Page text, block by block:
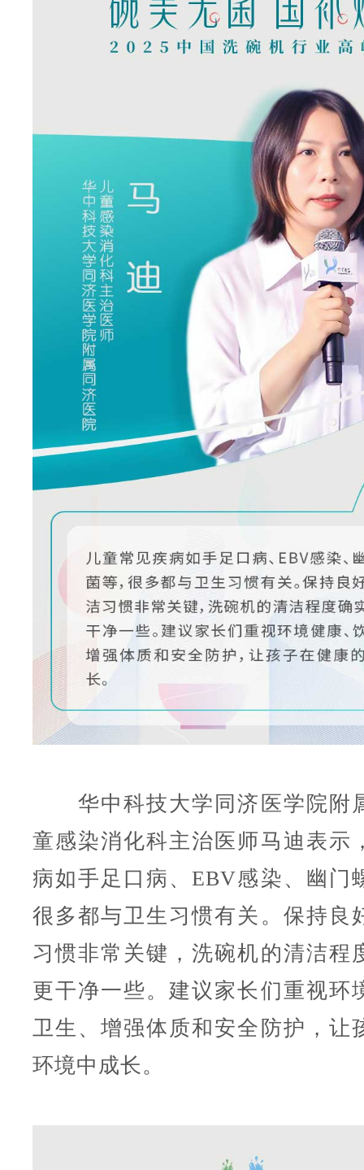
华中科技大学同济医学院附
童感染消化科主治医师马迪表示
病如手足口病、EBV感染、幽门
很多都与卫生习惯有关。保持良
习惯非常关键，洗碗机的清洁程
更干净一些。建议家长们重视环
卫生、增强体质和安全防护，让
环境中成长。